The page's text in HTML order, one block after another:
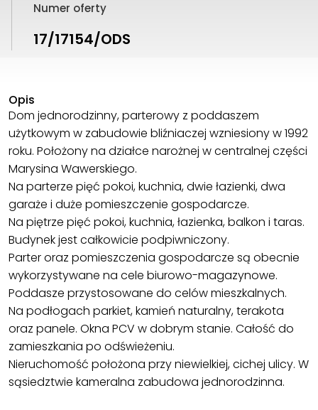
Numer oferty
17/17154/ODS
Opis
Dom jednorodzinny, parterowy z poddaszem
użytkowym w zabudowie bliźniaczej wzniesiony w 1992
roku. Położony na działce narożnej w centralnej części
Marysina Wawerskiego.
Na parterze pięć pokoi, kuchnia, dwie łazienki, dwa
garaże i duże pomieszczenie gospodarcze.
Na piętrze pięć pokoi, kuchnia, łazienka, balkon i taras.
Budynek jest całkowicie podpiwniczony.
Parter oraz pomieszczenia gospodarcze są obecnie
wykorzystywane na cele biurowo-magazynowe.
Poddasze przystosowane do celów mieszkalnych.
Na podłogach parkiet, kamień naturalny, terakota
oraz panele. Okna PCV w dobrym stanie. Całość do
zamieszkania po odświeżeniu.
Nieruchomość położona przy niewielkiej, cichej ulicy. W
sąsiedztwie kameralna zabudowa jednorodzinna.